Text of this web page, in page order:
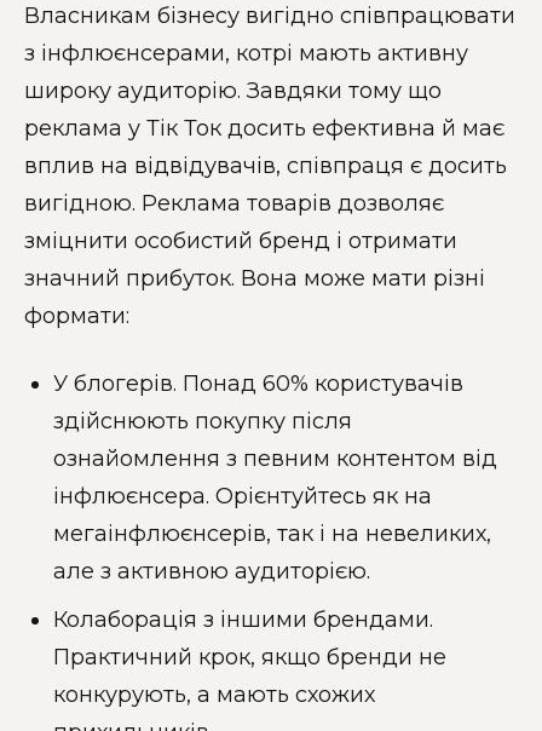
Власникам бізнесу вигідно співпрацювати
з інфлюєнсерами, котрі мають активну
широку аудиторію. Завдяки тому що
реклама у Тік Ток досить ефективна й має
вплив на відвідувачів, співпраця є досить
вигідною. Реклама товарів дозволяє
зміцнити особистий бренд і отримати
значний прибуток. Вона може мати різні
формати:
У блогерів. Понад 60% користувачів
здійснюють покупку після
ознайомлення з певним контентом від
інфлюєнсера. Орієнтуйтесь як на
мегаінфлюєнсерів, так і на невеликих,
але з активною аудиторією.
Колаборація з іншими брендами.
Практичний крок, якщо бренди не
конкурують, а мають схожих